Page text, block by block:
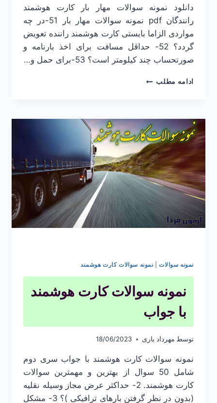
دانلود نمونه سوالات مهار بار کارت هوشمند
رانندگان pdf نمونه سوالات مهار بار 51-در چه
مواردی الزاما بایستی کارت هوشمند راننده تعویض
گردد؟ 52- حداقل مسافت برای اخذ بارنامه و
صورتحساب چند کیلومتر است؟ 53-برای حمل و…
ادامه مطلب نمونه
کارت
هوشمند
رانندگان
رایگان
نمونه سوالات| نمونه سوالات کارت هوشمند
نمونه سوالات کارت هوشمند
با جواب
توسط مهرداد یاری 18/06/2023
نمونه سوالات کارت هوشمند با جواب سری دوم
شامل 50 سوال از بهترین و مهمترین سوالات
کارت هوشمند. 2- حداکثر عرض مجاز وسیله نقلیه
(بدون در نظر گرفتن بارهای ترافیکی )؟ 3- مشکل